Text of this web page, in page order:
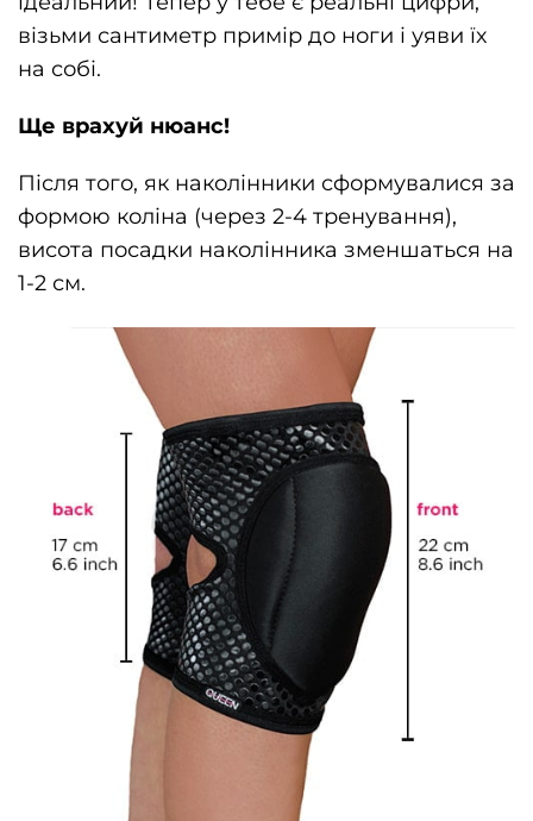
візьми сантиметр примір до ноги і уяви їх
на собі.
Ще врахуй нюанс!
Після того, як наколінники сформувалися за
формою коліна (через 2-4 тренування),
висота посадки наколінника зменшаться на
1-2 см.